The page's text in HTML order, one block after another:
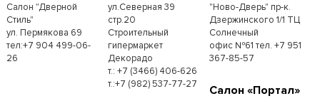
Салон "Дверной
Стиль"
ул. Пермякова 69
тел:+7 904 499-06-
26
ул.Северная 39
стр.20
Строительный
гипермаркет
Декорадо
т.: +7 (3466) 406-626
т.:+7 (982) 537-77-27
"Ново-Дверь" пр-к.
Дзержинского 1/1 ТЦ
Солнечный
офис №61 тел. +7 951
367-85-57
Салон «Портал»